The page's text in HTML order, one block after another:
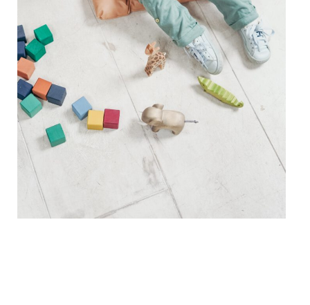
Mit Kindern essen und trinken – aber
wie?
Kinderrechte im Kita-Alltag
Jede Reihe hat verschiedene Folgen, die
entweder aufeinander aufbauen oder
unabhängig voneinander sind.